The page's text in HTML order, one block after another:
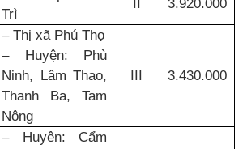
Trì
3.920.000
– Thị xã Phú Thọ
– Huyện: Phù
Ninh, Lâm Thao,
Thanh Ba, Tam
Nông
3.430.000
– Huyện: Cẩm